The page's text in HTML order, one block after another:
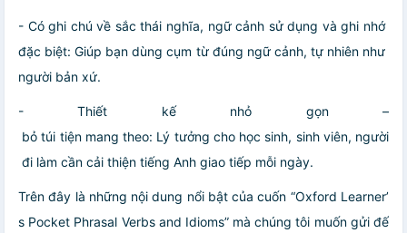
- Có ghi chú về sắc thái nghĩa, ngữ cảnh sử dụng và ghi nhớ
đặc biệt: Giúp bạn dùng cụm từ đúng ngữ cảnh, tự nhiên như
người bản xứ.
- Thiết kế nhỏ gọn –
bỏ túi tiện mang theo: Lý tưởng cho học sinh, sinh viên, người
đi làm cần cải thiện tiếng Anh giao tiếp mỗi ngày.
Trên đây là những nội dung nổi bật của cuốn “Oxford Learner’
s Pocket Phrasal Verbs and Idioms” mà chúng tôi muốn gửi đế